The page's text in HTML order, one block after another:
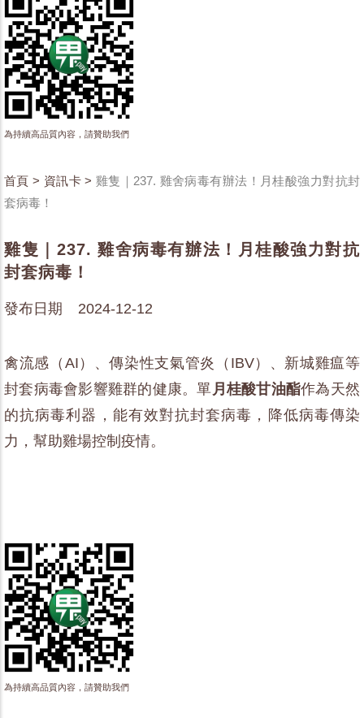
為持續高品質內容，請贊助我們
首頁 > 資訊卡 > 雞隻｜237. 雞舍病毒有辦法！月桂酸強力對抗封
套病毒！
雞隻｜237. 雞舍病毒有辦法！月桂酸強力對抗
封套病毒！
發布日期 2024-12-12
禽流感（AI）、傳染性支氣管炎（IBV）、新城雞瘟等
封套病毒會影響雞群的健康。單月桂酸甘油酯作為天然
的抗病毒利器，能有效對抗封套病毒，降低病毒傳染
力，幫助雞場控制疫情。
為持續高品質內容，請贊助我們